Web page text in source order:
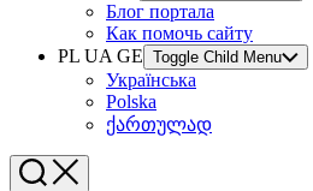
Блог портала
Как помочь сайту
PL UA GE Toggle Child Menu
Українська
Polska
ქართულად